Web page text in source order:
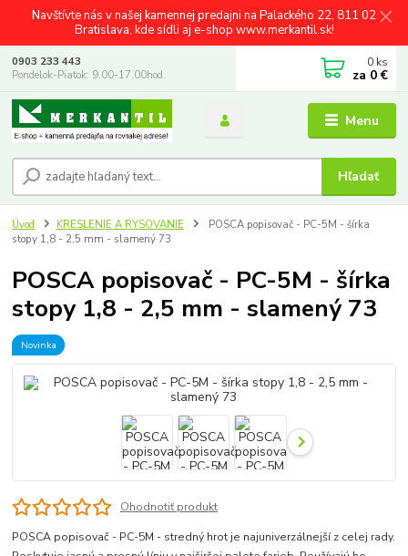
Navštívte nás v našej kamennej predajni na Palackého 22, 811 02
Bratislava, kde sídli aj e-shop www.merkantil.sk!
Menu
Hľadať
0903 233 443
Pondelok-Piatok: 9.00-17.00hod.
0 ks
za 0 €
Úvod KRESLENIE A RYSOVANIE
POSCA popisovač - PC-5M - šírka
stopy 1,8 - 2,5 mm - slamený 73
POSCA popisovač - PC-5M - šírka
stopy 1,8 - 2,5 mm - slamený 73
Novinka
Ohodnotiť produkt
POSCA popisovač - PC-5M - stredný hrot je najuniverzálnejší z celej rady.